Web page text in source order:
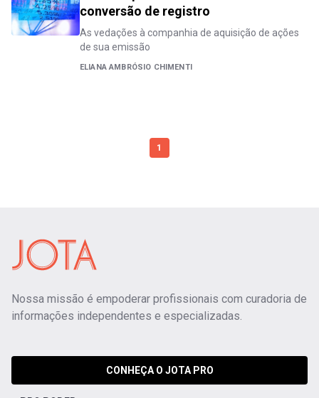
conversão de registro
As vedações à companhia de aquisição de ações
de sua emissão
ELIANA AMBRÓSIO CHIMENTI
1
Nossa missão é empoderar profissionais com curadoria de
informações independentes e especializadas.
CONHEÇA O JOTA PRO